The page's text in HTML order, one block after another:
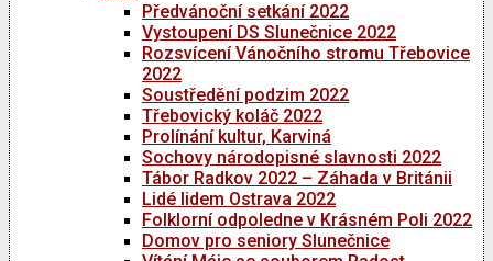
Předvánoční setkání 2022
Vystoupení DS Slunečnice 2022
Rozsvícení Vánočního stromu Třebovice
2022
Soustředění podzim 2022
Třebovický koláč 2022
Prolínání kultur, Karviná
Sochovy národopisné slavnosti 2022
Tábor Radkov 2022 – Záhada v Británii
Lidé lidem Ostrava 2022
Folklorní odpoledne v Krásném Poli 2022
Domov pro seniory Slunečnice